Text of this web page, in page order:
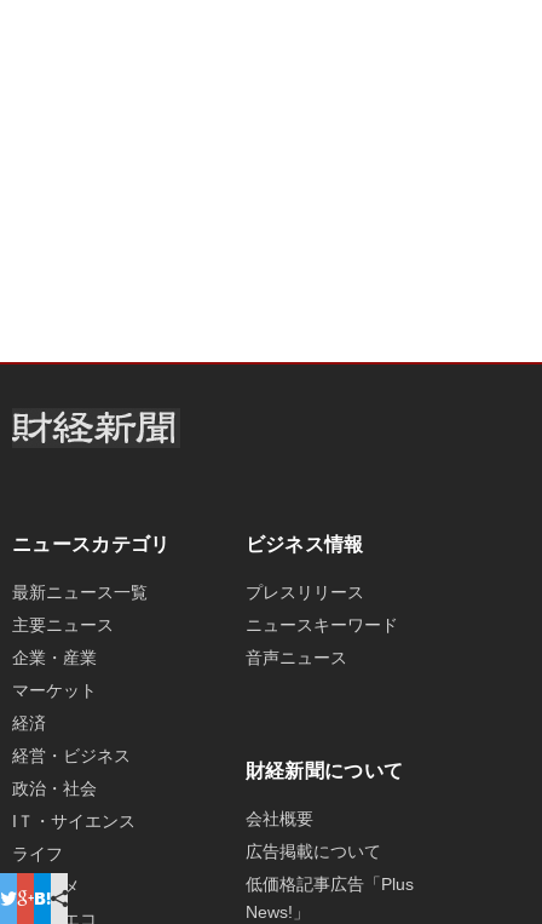
ニュースカテゴリ
最新ニュース一覧
主要ニュース
企業・産業
マーケット
経済
経営・ビジネス
政治・社会
IＴ・サイエンス
ライフ
エンタメ
環境・エコ
ビジネス情報
プレスリリース
ニュースキーワード
音声ニュース
財経新聞について
会社概要
広告掲載について
低価格記事広告「Plus
News!」